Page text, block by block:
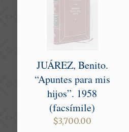
JUÁREZ, Benito.
“Apuntes para mis
hijos”. 1958
(facsímile)
$3,700.00